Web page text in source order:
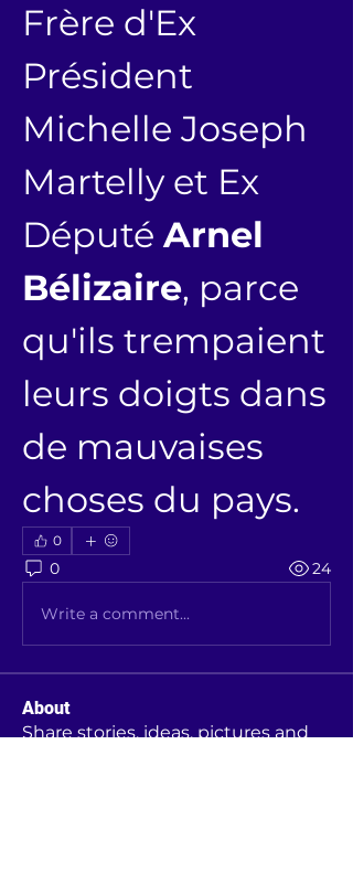
Frère d'Ex
Président
Michelle Joseph
Martelly et Ex
Député Arnel
Bélizaire, parce
qu'ils trempaient
leurs doigts dans
de mauvaises
choses du pays.
0
0 24
Write a comment...
About
Share stories, ideas, pictures and